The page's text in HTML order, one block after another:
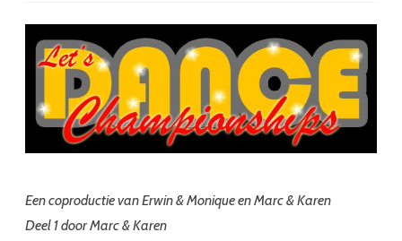
op
de
vertrouwde
locatie
de
Een coproductie van Erwin & Monique en Marc & Karen
Deel 1 door Marc & Karen